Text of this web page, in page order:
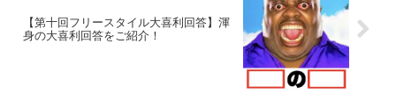
【第十回フリースタイル大喜利回答】渾
身の大喜利回答をご紹介！